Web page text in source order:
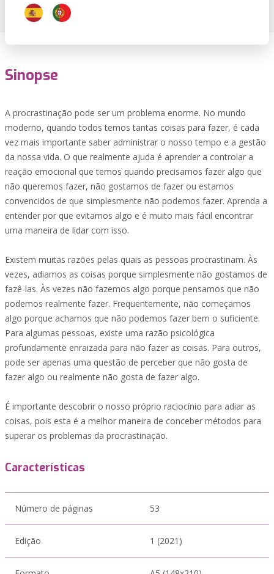
Sinopse
A procrastinação pode ser um problema enorme. No mundo
moderno, quando todos temos tantas coisas para fazer, é cada
vez mais importante saber administrar o nosso tempo e a gestão
da nossa vida. O que realmente ajuda é aprender a controlar a
reação emocional que temos quando precisamos fazer algo que
não queremos fazer, não gostamos de fazer ou estamos
convencidos de que simplesmente não podemos fazer. Aprenda a
entender por que evitamos algo e é muito mais fácil encontrar
uma maneira de lidar com isso.
Existem muitas razões pelas quais as pessoas procrastinam. Às
vezes, adiamos as coisas porque simplesmente não gostamos de
fazê-las. Às vezes não fazemos algo porque pensamos que não
podemos realmente fazer. Frequentemente, não começamos
algo porque achamos que não podemos fazer bem o suficiente.
Para algumas pessoas, existe uma razão psicológica
profundamente enraizada para não fazer as coisas. Para outros,
pode ser apenas uma questão de perceber que não gosta de
fazer algo ou realmente não gosta de fazer algo.
É importante descobrir o nosso próprio raciocínio para adiar as
coisas, pois esta é a melhor maneira de conceber métodos para
superar os problemas da procrastinação.
Características
Número de páginas 53
Edição 1 (2021)